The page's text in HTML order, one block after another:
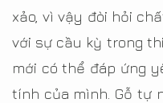
xảo, vì vậy đòi hỏi
với sự cầu kỳ trong
mới có thể đáp ứng
tính của mình. Gỗ tự